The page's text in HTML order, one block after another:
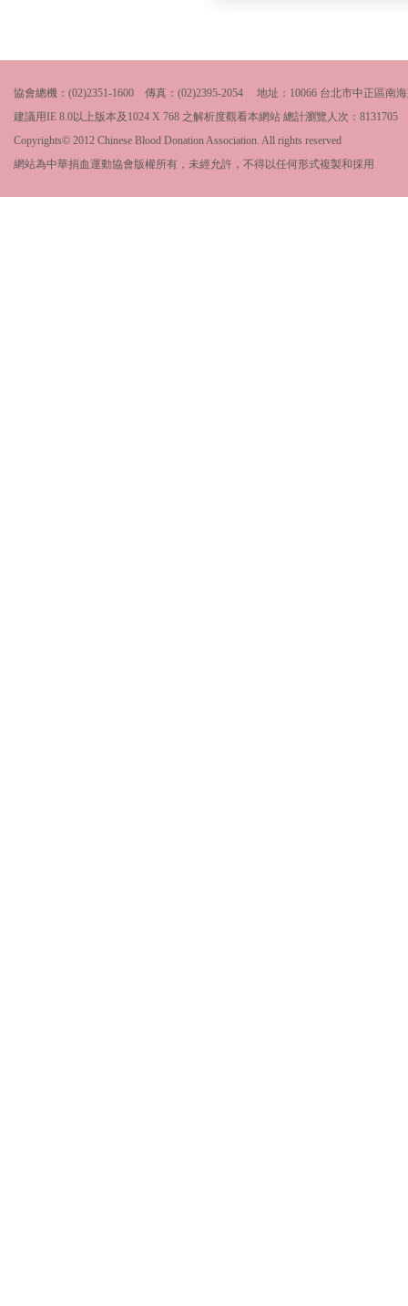
協會總機：(02)2351-1600 傳真：(02)2395-2054 地址：10066 台北市中正區南
建議用IE 8.0以上版本及1024 X 768 之解析度觀看本網站 總計瀏覽人次： 8131705
Copyrights© 2012 Chinese Blood Donation Association. All rights reserved
網站為中華捐血運動協會版權所有，未經允許，不得以任何形式複製和採用